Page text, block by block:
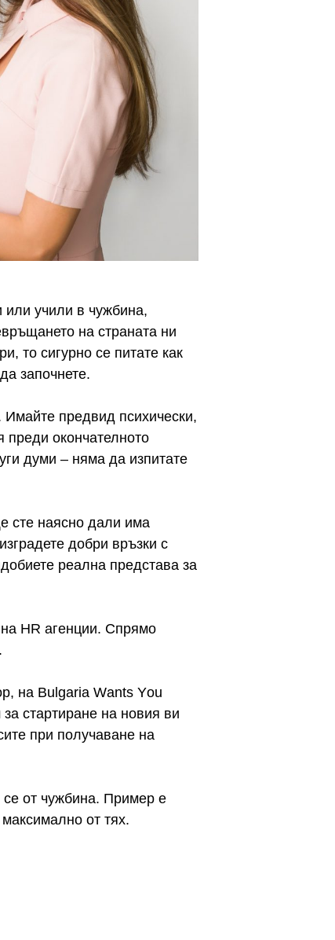
или учили в чужбина,
на страната ни
то сигурно се питате как
започнете.
предвид психически,
преди окончателното
думи – няма да изпитате
сте наясно дали има
добри връзки с
реална представа за
на НR агенции. Спрямо
на Вulgаrіа Wаntѕ Yоu
стартиране на новия ви
при получаване на
от чужбина. Пример е
от тях.